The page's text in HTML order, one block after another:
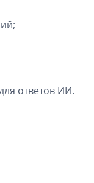
ответов ИИ.